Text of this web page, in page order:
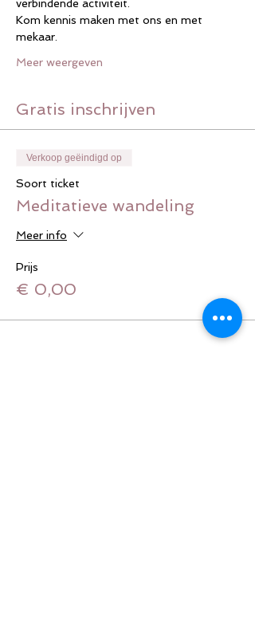
verbindende activiteit.
Kom kennis maken met ons en met
mekaar.
Meer weergeven
Gratis inschrijven
Verkoop geëindigd op
Soort ticket
Meditatieve wandeling
Meer info
Prijs
€ 0,00